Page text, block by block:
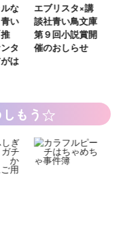
×講
庫
開
せ
【速報】『黒魔
女さんが通
る‼』ついにコ
ミカライズ！
しもう☆